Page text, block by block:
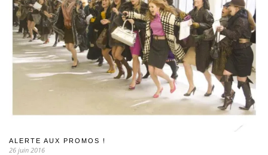
ALERTE AUX PROMOS !
26 juin 2016